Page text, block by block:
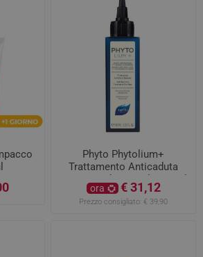
Phyto Phytolium+
Trattamento Anticaduta
Uomo Stadio Iniziale 100ml
ora € 31,12
Prezzo consigliato: € 39,90